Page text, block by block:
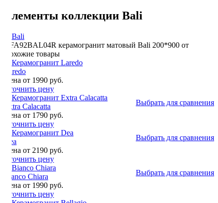
Элементы коллекции Bali
GFA92BAL04R керамогранит матовый Bali 200*900 от
Похожие товары
Laredo
Цена от 1990 руб.
Уточнить цену
Выбрать для сравнения
Extra Calacatta
Цена от 1790 руб.
Уточнить цену
Выбрать для сравнения
Dea
Цена от 2190 руб.
Уточнить цену
Выбрать для сравнения
Bianco Chiara
Цена от 1990 руб.
Уточнить цену